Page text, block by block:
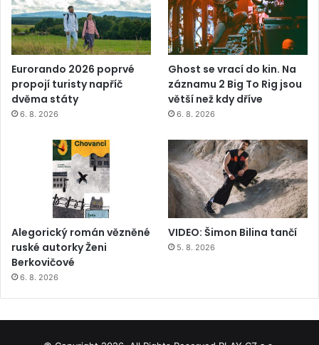
Eurorando 2026 poprvé
propojí turisty napříč
dvěma státy
6. 8. 2026
Ghost se vrací do kin. Na
záznamu 2 Big To Rig jsou
větší než kdy dříve
6. 8. 2026
Alegorický román vězněné
ruské autorky Ženi
Berkovičové
6. 8. 2026
VIDEO: Šimon Bilina tančí
5. 8. 2026